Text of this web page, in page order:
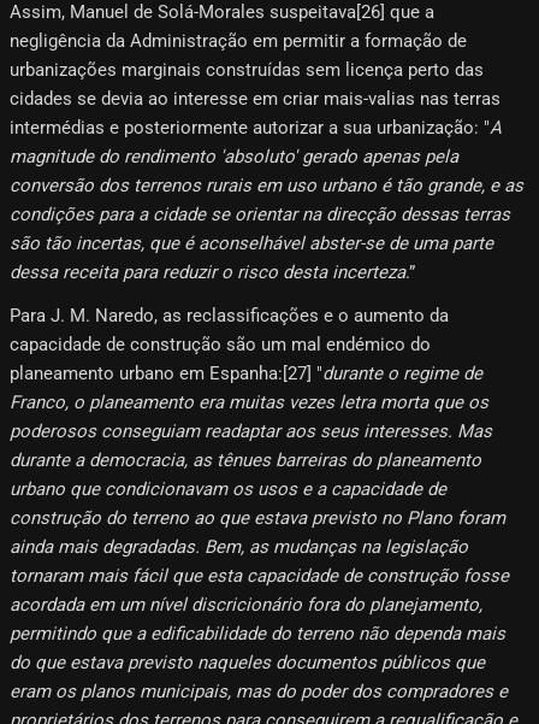
Assim, Manuel de Solá-Morales suspeitava[26]​ que a
negligência da Administração em permitir a formação de
urbanizações marginais construídas sem licença perto das
cidades se devia ao interesse em criar mais-valias nas terras
intermédias e posteriormente autorizar a sua urbanização: "A
magnitude do rendimento 'absoluto' gerado apenas pela
conversão dos terrenos rurais em uso urbano é tão grande, e as
condições para a cidade se orientar na direcção dessas terras
são tão incertas, que é aconselhável abster-se de uma parte
dessa receita para reduzir o risco desta incerteza.”
Para J. M. Naredo, as reclassificações e o aumento da
capacidade de construção são um mal endémico do
planeamento urbano em Espanha:[27]​ "durante o regime de
Franco, o planeamento era muitas vezes letra morta que os
poderosos conseguiam readaptar aos seus interesses. Mas
durante a democracia, as tênues barreiras do planeamento
urbano que condicionavam os usos e a capacidade de
construção do terreno ao que estava previsto no Plano foram
ainda mais degradadas. Bem, as mudanças na legislação
tornaram mais fácil que esta capacidade de construção fosse
acordada em um nível discricionário fora do planejamento,
permitindo que a edificabilidade do terreno não dependa mais
do que estava previsto naqueles documentos públicos que
eram os planos municipais, mas do poder dos compradores e